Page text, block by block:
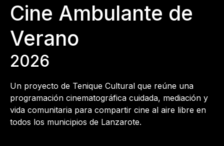
Cine Ambulante de
Verano
2026
Un proyecto de Tenique Cultural que reúne una
programación cinematográfica cuidada, mediación y
vida comunitaria para compartir cine al aire libre en
todos los municipios de Lanzarote.